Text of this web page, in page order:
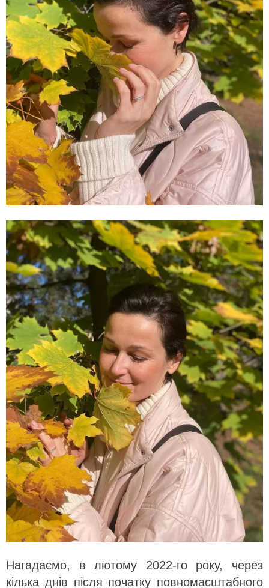
Нагадаємо, в лютому 2022-го року, через
кілька днів після початку повномасштабного